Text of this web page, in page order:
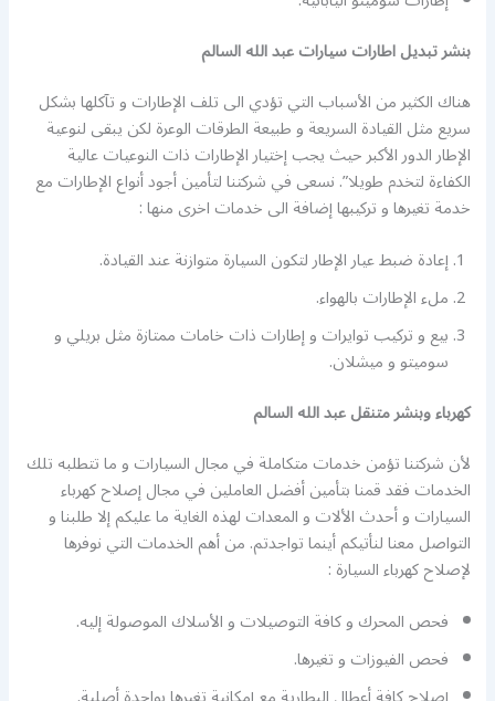
بنشر تبديل اطارات سيارات عبد الله السالم
هناك الكثير من الأسباب التي تؤدي الى تلف الإطارات و تآكلها بشكل
سريع مثل القيادة السريعة و طبيعة الطرقات الوعرة لكن يبقى لنوعية
الإطار الدور الأكبر حيث يجب إختيار الإطارات ذات النوعيات عالية
الكفاءة لتخدم طويلا”. نسعى في شركتنا لتأمين أجود أنواع الإطارات مع
خدمة تغيرها و تركيبها إضافة الى خدمات اخرى منها :
إعادة ضبط عيار الإطار لتكون السيارة متوازنة عند القيادة.
ملء الإطارات بالهواء.
بيع و تركيب توايرات و إطارات ذات خامات ممتازة مثل بريلي و
سوميتو و ميشلان.
كهرباء وبنشر متنقل عبد الله السالم
لأن شركتنا تؤمن خدمات متكاملة في مجال السيارات و ما تتطلبه تلك
الخدمات فقد قمنا بتأمين أفضل العاملين في مجال إصلاح كهرباء
السيارات و أحدث الألات و المعدات لهذه الغاية ما عليكم إلا طلبنا و
التواصل معنا لنأتيكم أينما تواجدتم. من أهم الخدمات التي نوفرها
ﻹصلاح كهرباء السيارة :
فحص المحرك و كافة التوصيلات و الأسلاك الموصولة إليه.
فحص الفيوزات و تغيرها.